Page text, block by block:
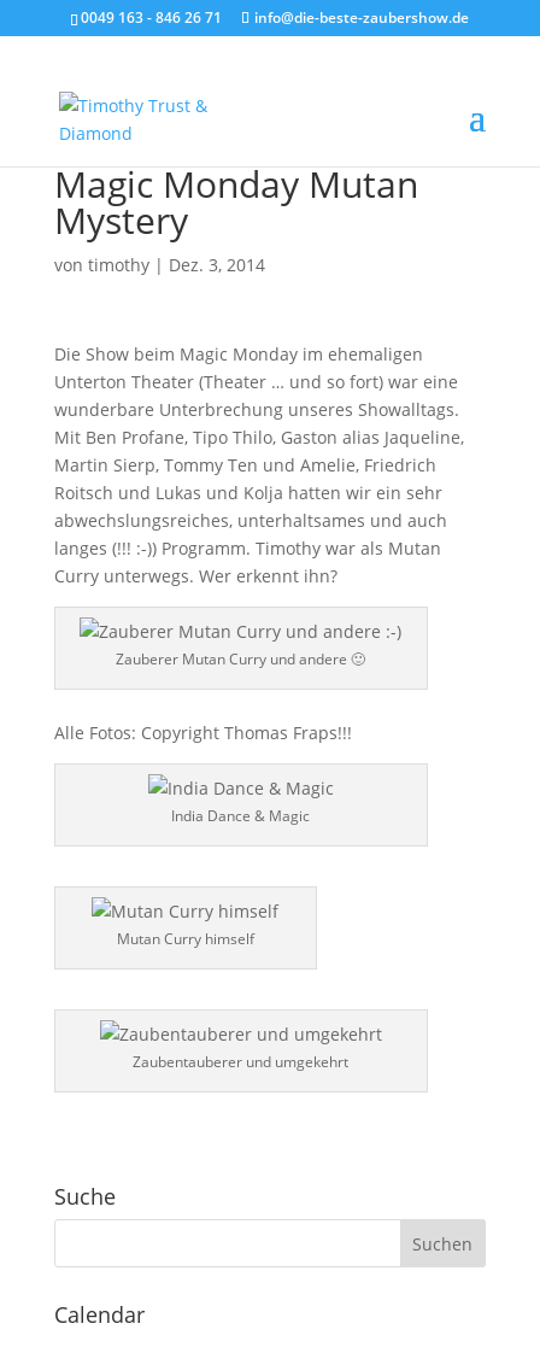
0049 163 - 846 26 71 info@die-beste-zaubershow.de
Magic Monday Mutan
Mystery
von timothy| Dez. 3, 2014
Die Show beim Magic Monday im ehemaligen
Unterton Theater (Theater … und so fort) war eine
wunderbare Unterbrechung unseres Showalltags.
Mit Ben Profane, Tipo Thilo, Gaston alias Jaqueline,
Martin Sierp, Tommy Ten und Amelie, Friedrich
Roitsch und Lukas und Kolja hatten wir ein sehr
abwechslungsreiches, unterhaltsames und auch
langes (!!! :-)) Programm. Timothy war als Mutan
Curry unterwegs. Wer erkennt ihn?
Zauberer Mutan Curry und andere 🙂
Alle Fotos: Copyright Thomas Fraps!!!
India Dance & Magic
Mutan Curry himself
Zaubentauberer und umgekehrt
Suche
Calendar